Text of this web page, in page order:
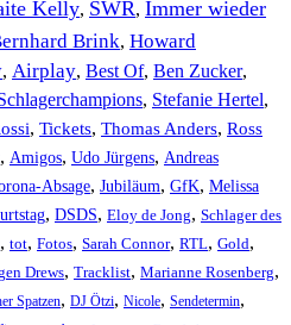
Kelly, SWR, Immer wieder
Brink, Howard
, Airplay, Best Of, Ben Zucker,
, Stefanie Hertel,
, Tickets, Thomas Anders, Ross
, Amigos, Udo Jürgens, Andreas
Absage, Jubiläum, GfK, Melissa
, DSDS, Eloy de Jong, Schlager des
, tot, Fotos, Sarah Connor, RTL, Gold,
Drews, Tracklist, Marianne Rosenberg,
Spatzen, DJ Ötzi, Nicole, Sendetermin,